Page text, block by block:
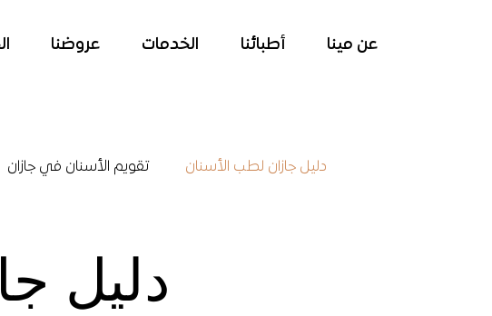
عروضنا الخدمات أطبائنا عن مينا
دليل جازان لطب الأسنان تقويم الأسنان في جازان
دليل